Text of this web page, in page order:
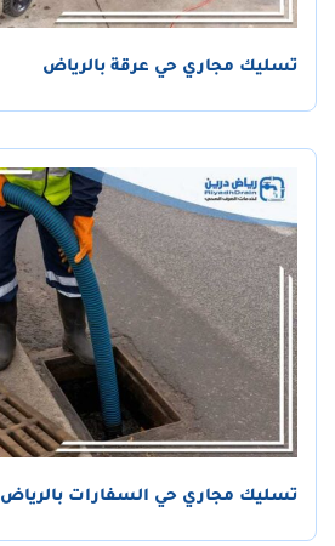
تسليك مجاري حي عرقة بالرياض
تسليك مجاري حي السفارات بالرياض